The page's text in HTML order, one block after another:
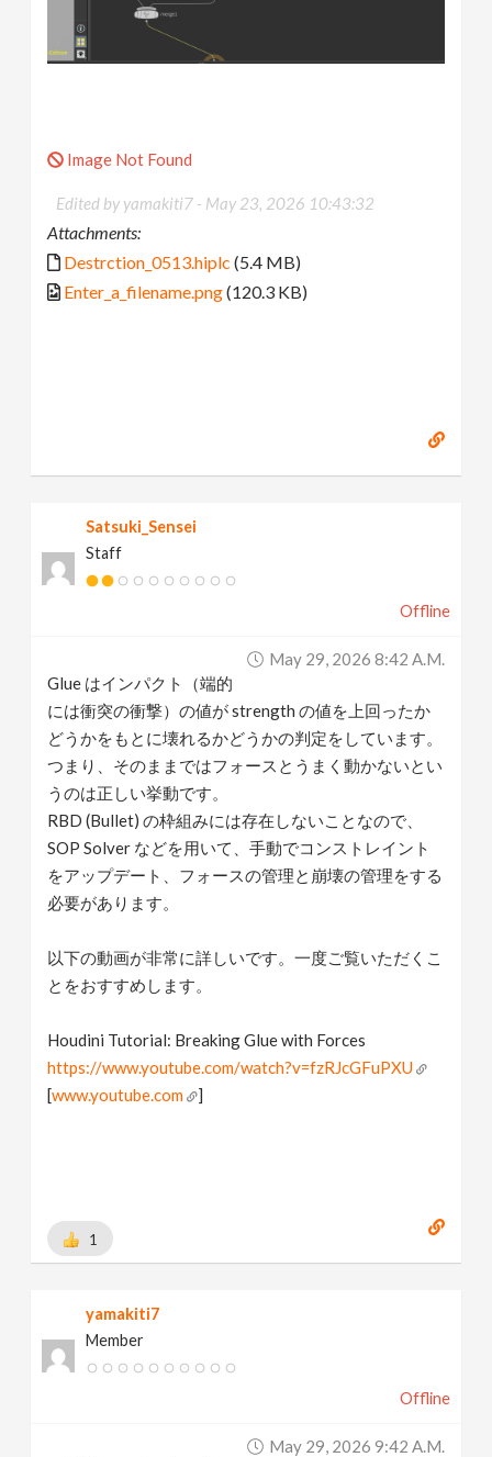
Image Not Found
Edited by yamakiti7 - May 23, 2026 10:43:32
Attachments:
Destrction_0513.hiplc (5.4 MB)
Enter_a_filename.png(120.3 KB)
Satsuki_Sensei
Staff
Offline
May 29, 2026 8:42 A.m.
Glue はインパクト（端的
には衝突の衝撃）の値が strength の値を上回ったか
どうかをもとに壊れるかどうかの判定をしています。
つまり、そのままではフォースとうまく動かないとい
うのは正しい挙動です。
RBD (Bullet) の枠組みには存在しないことなので、
SOP Solver などを用いて、手動でコンストレイント
をアップデート、フォースの管理と崩壊の管理をする
必要があります。
以下の動画が非常に詳しいです。一度ご覧いただくこ
とをおすすめします。
Houdini Tutorial: Breaking Glue with Forces
https://www.youtube.com/watch?v=fzRJcGFuPXU
[www.youtube.com ]
1
yamakiti7
Member
Offline
May 29, 2026 9:42 A.m.